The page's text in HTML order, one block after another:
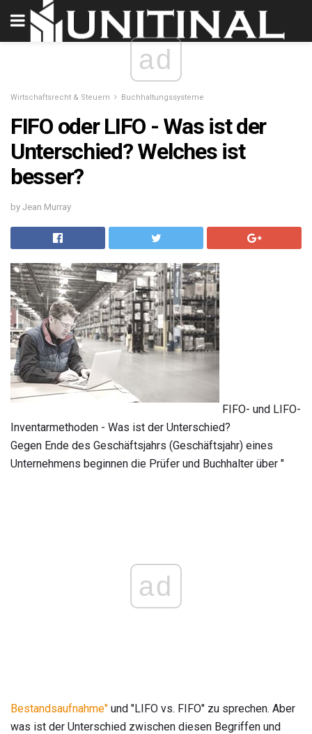
ad
Wirtschaftsrecht & Steuern Buchhaltungssysteme
FIFO oder LIFO - Was ist der
Unterschied? Welches ist
besser?
by Jean Murray
FIFO- und LIFO-
Inventarmethoden - Was ist der Unterschied?
Gegen Ende des Geschäftsjahrs (Geschäftsjahr) eines
Unternehmens beginnen die Prüfer und Buchhalter über "
ad
Bestandsaufnahme" und "LIFO vs. FIFO" zu sprechen. Aber
was ist der Unterschied zwischen diesen Begriffen und